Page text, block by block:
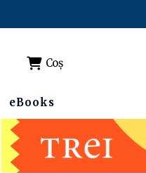
Coș
eBooks